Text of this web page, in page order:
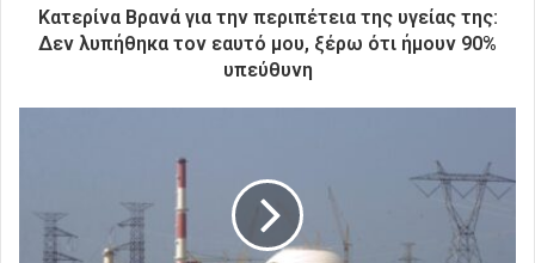
Κατερίνα Βρανά για την περιπέτεια της υγείας της:
Δεν λυπήθηκα τον εαυτό μου, ξέρω ότι ήμουν 90%
υπεύθυνη